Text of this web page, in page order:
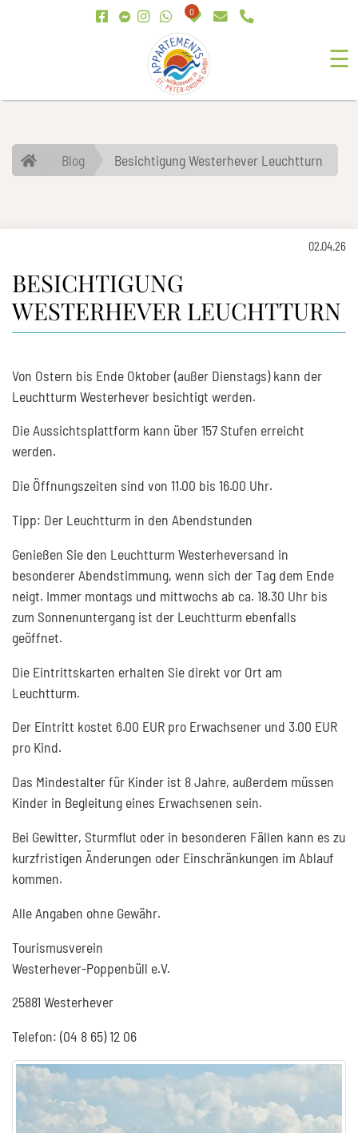
0
☰
Blog Besichtigung Westerhever Leuchtturn
02.04.26
BESICHTIGUNG
WESTERHEVER LEUCHTTURN
Von Ostern bis Ende Oktober (außer Dienstags) kann der
Leuchtturm Westerhever besichtigt werden.
Die Aussichtsplattform kann über 157 Stufen erreicht
werden.
Die Öffnungszeiten sind von 11.00 bis 16.00 Uhr.
Tipp: Der Leuchtturm in den Abendstunden
Genießen Sie den Leuchtturm Westerheversand in
besonderer Abendstimmung, wenn sich der Tag dem Ende
neigt. Immer montags und mittwochs ab ca. 18.30 Uhr bis
zum Sonnenuntergang ist der Leuchtturm ebenfalls
geöffnet.
Die Eintrittskarten erhalten Sie direkt vor Ort am
Leuchtturm.
Der Eintritt kostet 6.00 EUR pro Erwachsener und 3.00 EUR
pro Kind.
Das Mindestalter für Kinder ist 8 Jahre, außerdem müssen
Kinder in Begleitung eines Erwachsenen sein.
Bei Gewitter, Sturmflut oder in besonderen Fällen kann es zu
kurzfristigen Änderungen oder Einschränkungen im Ablauf
kommen.
Alle Angaben ohne Gewähr.
Tourismusverein
Westerhever-Poppenbüll e.V.
25881 Westerhever
Telefon: (04 8 65) 12 06